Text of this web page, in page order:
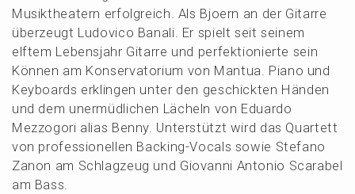
Musik­thea­tern erfolg­reich. Als Bjoern an der Gitar­re
überzeugt Ludovico Banali. Er spielt seit seinem
elftem Lebens­jahr Gitar­re und perfek­tio­nier­te sein
Können am Konser­va­to­ri­um von Mantua. Piano und
Keyboards erklin­gen unter den geschick­ten Händen
und dem unermüd­li­chen Lächeln von Eduar­do
Mezzo­g­ori alias Benny. Unter­stützt wird das Quartett
von profes­sio­nel­len Backing-Vocals sowie Stefa­no
Zanon am Schlag­zeug und Giovan­ni Antonio Scara­bel
am Bass.